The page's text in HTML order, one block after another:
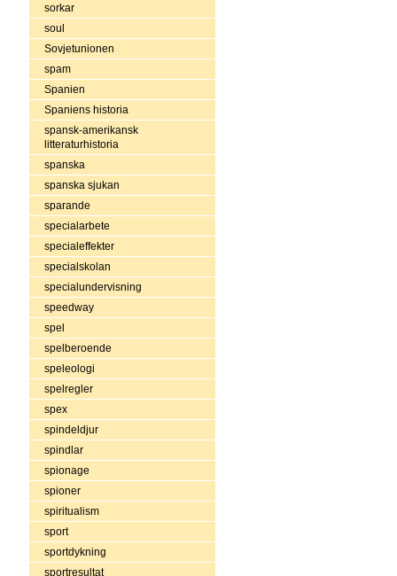
sorkar
soul
Sovjetunionen
spam
Spanien
Spaniens historia
spansk-amerikansk
litteraturhistoria
spanska
spanska sjukan
sparande
specialarbete
specialeffekter
specialskolan
specialundervisning
speedway
spel
spelberoende
speleologi
spelregler
spex
spindeldjur
spindlar
spionage
spioner
spiritualism
sport
sportdykning
sportresultat